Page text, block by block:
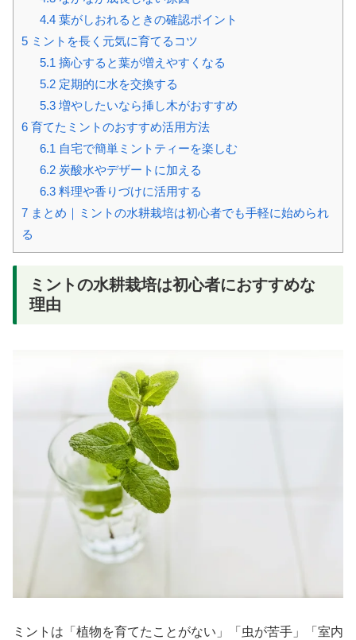
4.4葉がしおれるときの確認ポイント
5 ミントを長く元気に育てるコツ
5.1 摘心すると葉が増えやすくなる
5.2定期的に水を交換する
5.3増やしたいなら挿し木がおすすめ
6 育てたミントのおすすめ活用方法
6.1 自宅で簡単ミントティーを楽しむ
6.2炭酸水やデザートに加える
6.3料理や香りづけに活用する
7 まとめ｜ミントの水耕栽培は初心者でも手軽に始められ
る
ミントの水耕栽培は初心者におすすめな
理由
ミントは「植物を育てたことがない」「虫が苦手」「室内